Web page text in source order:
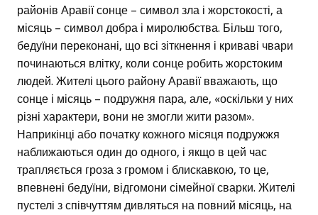
районів Аравії сонце – символ зла і жорстокості, а
місяць – символ добра і миролюбства. Більш того,
бедуїни переконані, що всі зіткнення і криваві чвари
починаються влітку, коли сонце робить жорстоким
людей. Жителі цього району Аравії вважають, що
сонце і місяць – подружня пара, але, «оскільки у них
різні характери, вони не змогли жити разом».
Наприкінці або початку кожного місяця подружжя
наближаються один до одного, і якщо в цей час
трапляється гроза з громом і блискавкою, то це,
впевнені бедуїни, відгомони сімейної сварки. Жителі
пустелі з співчуттям дивляться на повний місяць, на